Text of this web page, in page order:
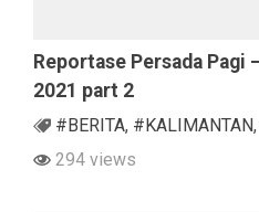
Reportase Persada Pagi
2021 part 2
#BERITA, #KALIMANTAN,
294 views